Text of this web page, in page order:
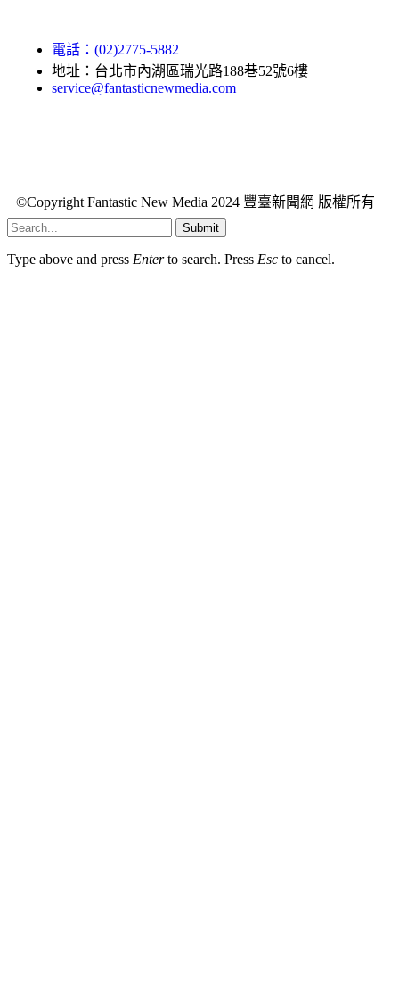
電話：(02)2775-5882
地址：台北市內湖區瑞光路188巷52號6樓
service@fantasticnewmedia.com
©Copyright Fantastic New Media 2024 豐臺新聞網 版權所有
Submit
Type above and press Enterto search. Press Esc to cancel.